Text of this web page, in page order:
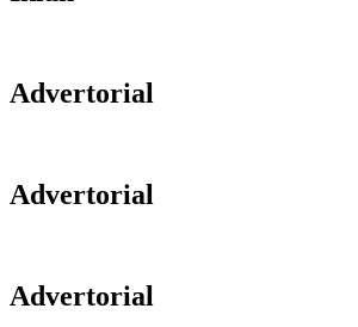
Advertorial
Advertorial
Advertorial